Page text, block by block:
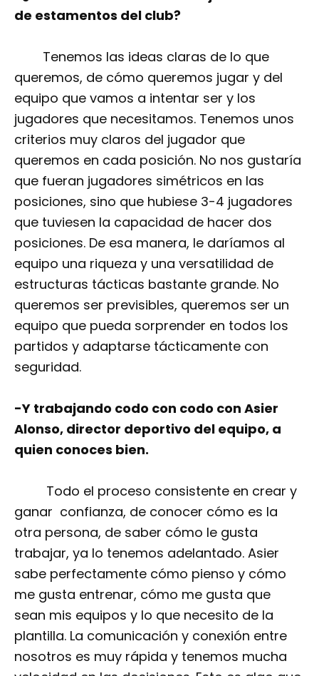
de estamentos del club?
Tenemos las ideas claras de lo que
queremos, de cómo queremos jugar y del
equipo que vamos a intentar ser y los
jugadores que necesitamos. Tenemos unos
criterios muy claros del jugador que
queremos en cada posición. No nos gustaría
que fueran jugadores simétricos en las
posiciones, sino que hubiese 3-4 jugadores
que tuviesen la capacidad de hacer dos
posiciones. De esa manera, le daríamos al
equipo una riqueza y una versatilidad de
estructuras tácticas bastante grande. No
queremos ser previsibles, queremos ser un
equipo que pueda sorprender en todos los
partidos y adaptarse tácticamente con
seguridad.
-Y trabajando codo con codo con Asier
Alonso, director deportivo del equipo, a
quien conoces bien.
Todo el proceso consistente en crear y
ganar confianza, de conocer cómo es la
otra persona, de saber cómo le gusta
trabajar, ya lo tenemos adelantado. Asier
sabe perfectamente cómo pienso y cómo
me gusta entrenar, cómo me gusta que
sean mis equipos y lo que necesito de la
plantilla. La comunicación y conexión entre
nosotros es muy rápida y tenemos mucha